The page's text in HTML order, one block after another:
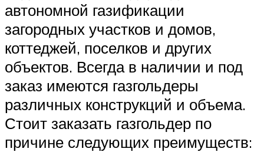
автономной газификации
загородных участков и домов,
коттеджей, поселков и других
объектов. Всегда в наличии и под
заказ имеются газгольдеры
различных конструкций и объема.
Стоит заказать газгольдер по
причине следующих преимуществ: